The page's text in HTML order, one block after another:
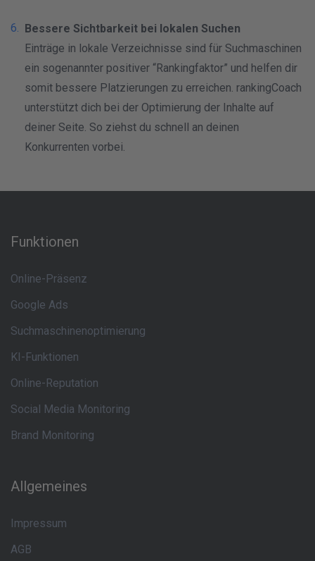
Bessere Sichtbarkeit bei lokalen Suchen
Einträge in lokale Verzeichnisse sind für Suchmaschinen
ein sogenannter positiver “Rankingfaktor” und helfen dir
somit bessere Platzierungen zu erreichen. rankingCoach
unterstützt dich bei der Optimierung der Inhalte auf
deiner Seite. So ziehst du schnell an deinen
Konkurrenten vorbei.
Funktionen
Online-Präsenz
Google Ads
Suchmaschinenoptimierung
KI-Funktionen
Online-Reputation
Social Media Monitoring
Brand Monitoring
Allgemeines
Impressum
AGB